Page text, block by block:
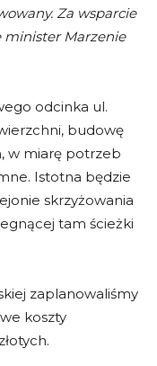
Za wsparcie
minister Marzenie
odcinka ul.
budowę
w miarę potrzeb
Istotna będzie
skrzyżowania
tam ścieżki
zaplanowaliśmy
koszty